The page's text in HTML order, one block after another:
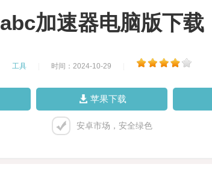
abc加速器电脑版下载
工具 时间：2024-10-29
苹果下载
安卓市场，安全绿色